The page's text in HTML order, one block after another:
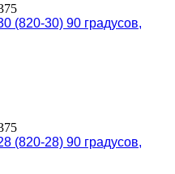
(820-30) 90 градусов,
(820-28) 90 градусов,